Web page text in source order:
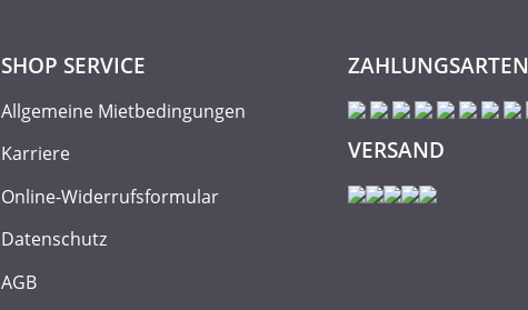
SHOP SERVICE
Allgemeine Mietbedingungen
Karriere
Online-Widerrufsformular
Datenschutz
AGB
ZAHLUNGSARTEN
VERSAND